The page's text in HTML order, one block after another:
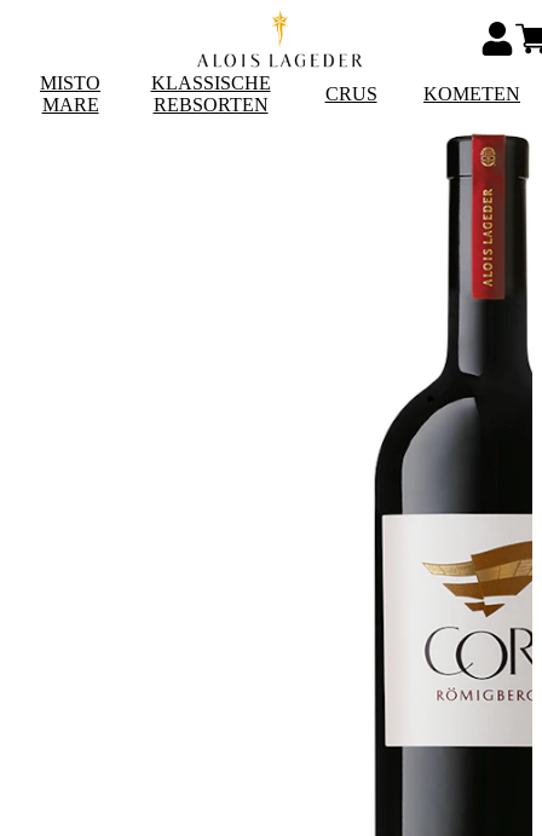
MISTO
MARE
KLASSISCHE
REBSORTEN
CRUS KOMETEN